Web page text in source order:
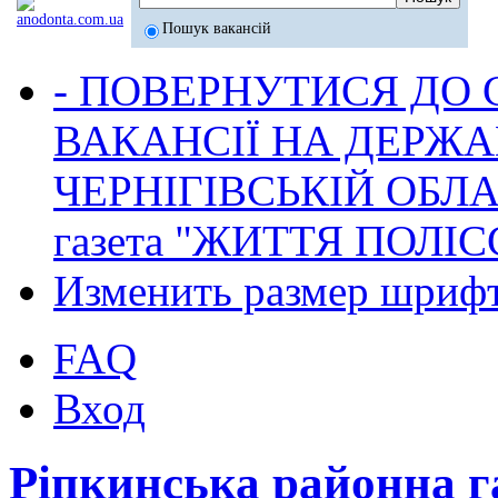
Пошук вакансій
- ПОВЕРНУТИСЯ ДО
ВАКАНСІЇ НА
ЧЕРНІГІВСЬКІЙ
газета "ЖИТТЯ
Изменить размер
FAQ
Вход
Ріпкинська